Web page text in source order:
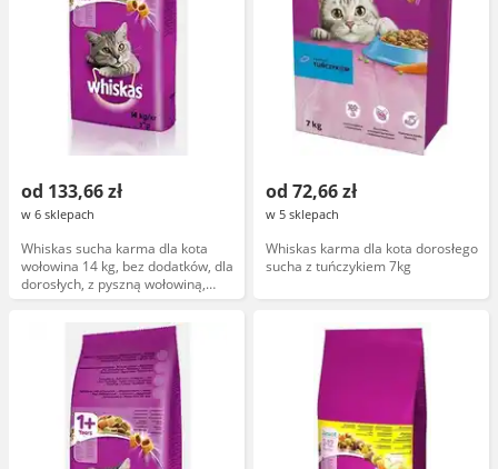
od 133,66 zł
w 6 sklepach
Whiskas sucha karma dla kota
wołowina 14 kg, bez dodatków, dla
dorosłych, z pyszną wołowiną,
Mars
od 72,66 zł
w 5 sklepach
Whiskas karma dla kota dorosłego
sucha z tuńczykiem 7kg